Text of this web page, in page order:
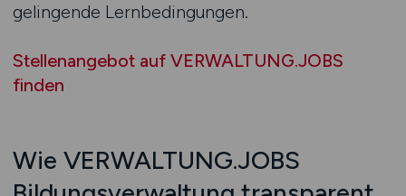
gelingende Lernbedingungen.
Stellenangebot auf VERWALTUNG.JOBS
finden
Wie VERWALTUNG.JOBS